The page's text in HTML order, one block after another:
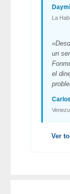
La
un
el
Ver